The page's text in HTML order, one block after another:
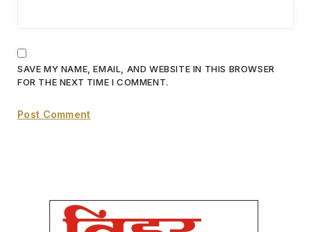
SAVE MY NAME, EMAIL, AND WEBSITE IN THIS BROWSER
FOR THE NEXT TIME I COMMENT.